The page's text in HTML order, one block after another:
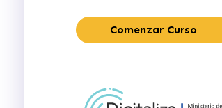
Comenzar Curso